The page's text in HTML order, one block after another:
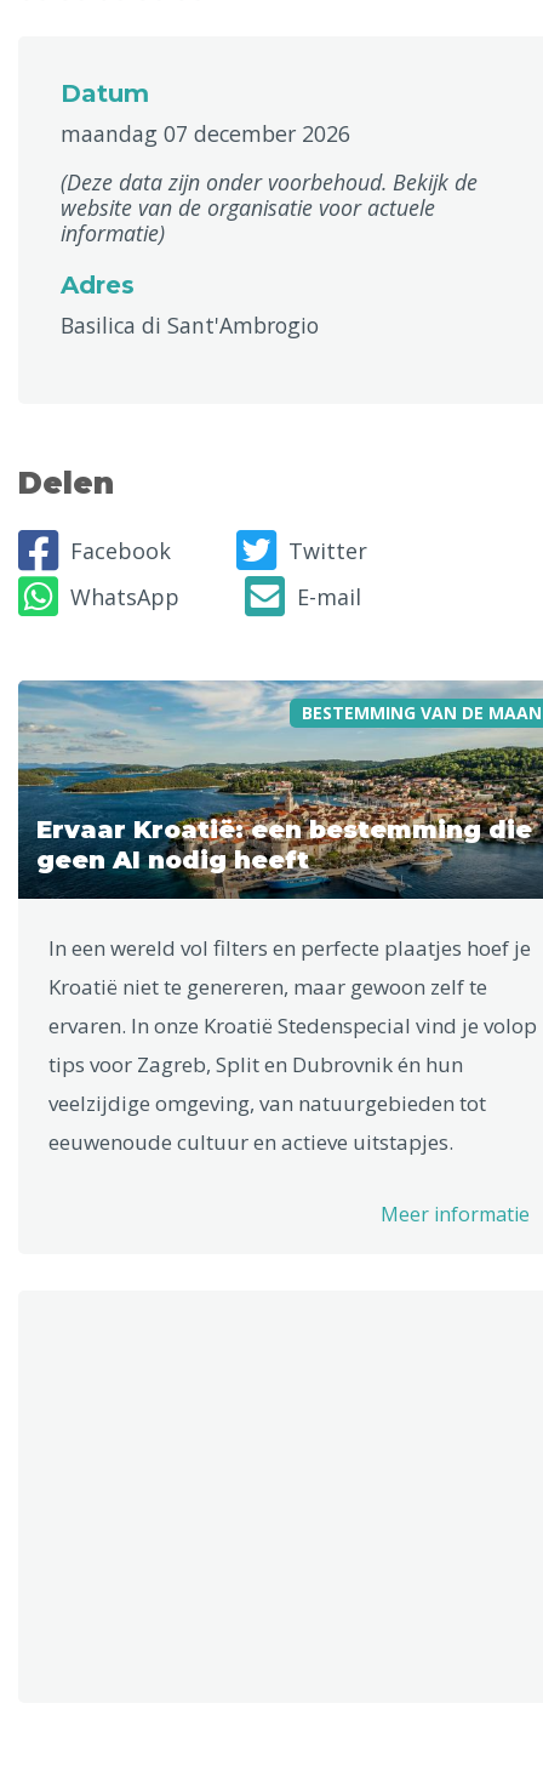
Datum
maandag 07 december 2026
(Deze data zijn onder voorbehoud. Bekijk de
website van de organisatie voor actuele
informatie)
Adres
Basilica di Sant'Ambrogio
Delen
Facebook
Twitter
WhatsApp
E-mail
BESTEMMING VAN DE
Ervaar Kroatië: een bestemming die
geen AI nodig heeft
In een wereld vol filters en perfecte plaatjes hoef je
Kroatië niet te genereren, maar gewoon zelf te
ervaren. In onze Kroatië Stedenspecial vind je volop
tips voor Zagreb, Split en Dubrovnik én hun
veelzijdige omgeving, van natuurgebieden tot
eeuwenoude cultuur en actieve uitstapjes.
Meer informatie